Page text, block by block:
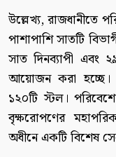
উল্লেখ্য, রাজধানীতে
পাশাপাশি সাতটি
সাত দিনব্যাপী এবং
আয়োজন করা হচ্ছে।
১২০টি স্টল।
বৃক্ষরোপণের
অধীনে একটি বিশেষ